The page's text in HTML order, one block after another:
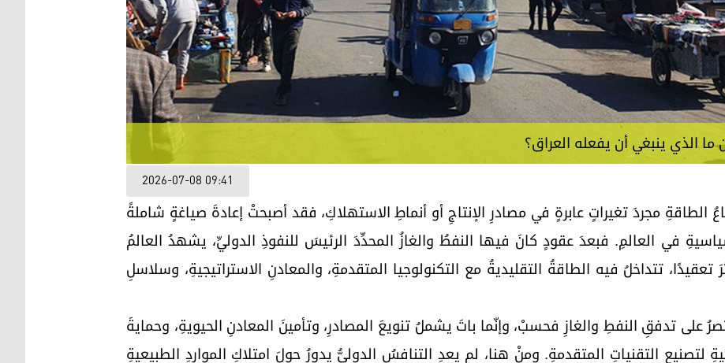
الذي ينبغي أن يفعله العراق؟
2026-07-08 09:41
مجردَ تغيراتٍ عابرةٍ في مصادرِ الإنتاجِ أو أنماطِ الاستهلاكِ، فقد أصبحتْ إعادةَ صياغةٍ شاملةً
في العالمِ. فبعدَ عقودٍ كانَ فيها النفطُ والغازُ المحدِّدَ الرئيسَ للنفوذِ الدوليِّ، يشهدُ العالمُ
تعقيدًا، تتداخلُ فيه الطاقةُ التقليديةُ مع التكنولوجيا المتقدمةِ، والمعادنِ الاستراتيجيةِ، وسلاسلِ
على تدفقِ النفطِ والغازِ فحسبْ، وإنّما باتَ يشملُ تنويعَ المصادرِ، وتأمينَ المعادنِ الحيويةِ، وحمايةَ
لتصنيعِ التقنياتِ المتقدمةِ. ومنْ هنا، لم يعدِ التنافسُ الدوليُّ يدورُ حولَ امتلاكِ المواردِ الطبيعيةِ